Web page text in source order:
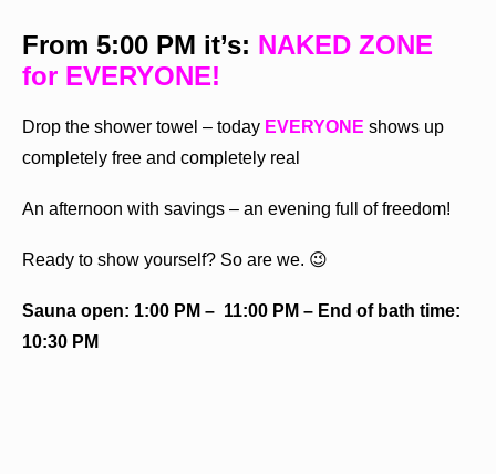
From 5:00 PM it’s: NAKED ZONE
for EVERYONE!
Drop the shower towel – today EVERYONE shows up
completely free and completely real
An afternoon with savings – an evening full of freedom!
Ready to show yourself? So are we. 😉
Sauna open: 1:00 PM – 11:00 PM – End of bath time:
10:30 PM